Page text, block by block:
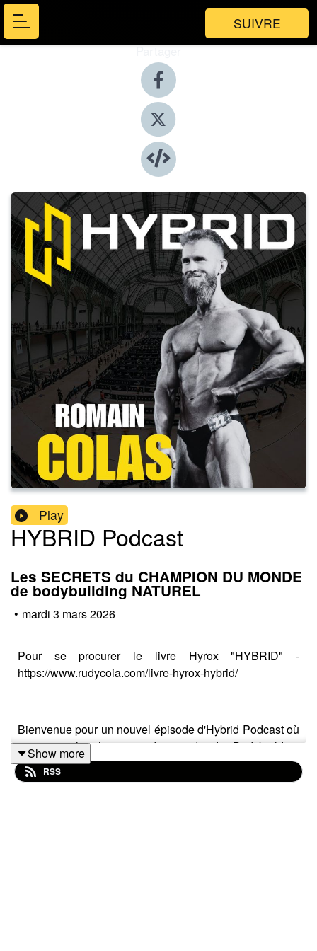
SUIVRE
Partager
Play
HYBRID Podcast
Les SECRETS du CHAMPION DU MONDE
de bodybuilding NATUREL
• mardi 3 mars 2026
Pour se procurer le livre Hyrox "HYBRID" -
https://www.rudycoia.com/livre-hyrox-hybrid/
Bienvenue pour un nouvel épisode d'Hybrid Podcast où
j'interview le champion du monde de Bodybuilding
naturel, j'ai nommé Romain Colas.
Show more
RSS